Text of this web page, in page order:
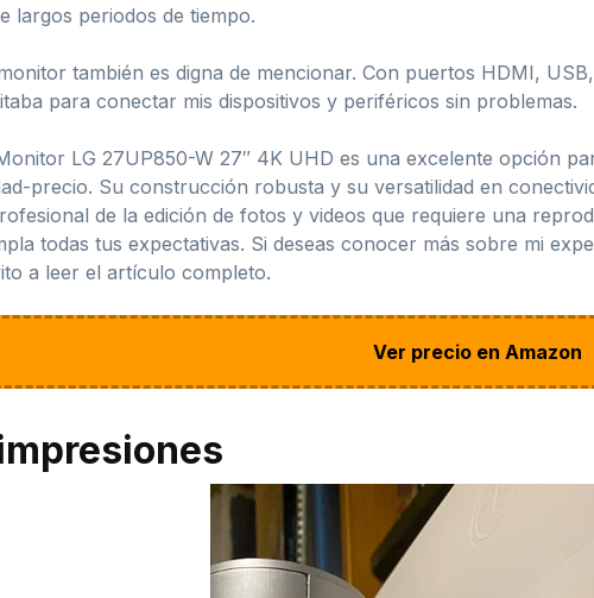
largos periodos de tiempo.
también es digna de mencionar. Con puertos HDMI,
para conectar mis dispositivos y periféricos sin problemas.
LG 27UP850-W 27″ 4K UHD es una excelente opción
precio. Su construcción robusta y su versatilidad en
de la edición de fotos y videos que requiere una
todas tus expectativas. Si deseas conocer más sobre mi
a leer el artículo completo.
Ver precio en Amazon